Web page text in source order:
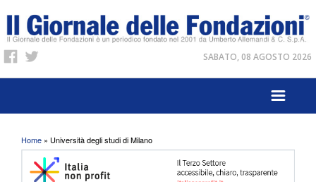
SABATO, 08 AGOSTO 2026
Tu sei qui
Home » Università degli studi di Milano